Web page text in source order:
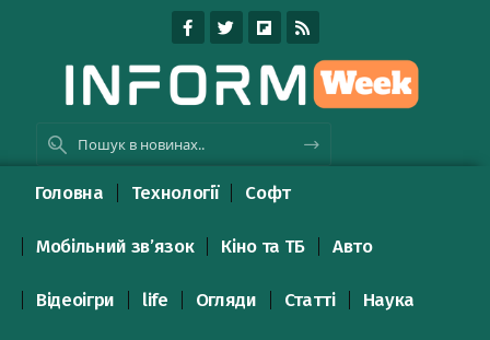
Головна Технології Софт
Мобільний зв’язок Кіно та ТБ Авто
Відеоігри life Огляди Статті Наука